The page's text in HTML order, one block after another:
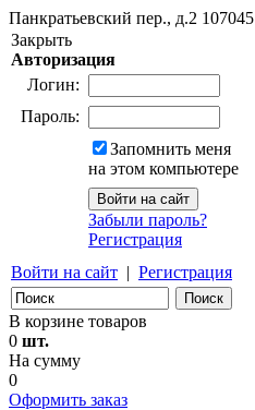
Панкратьевский пер., д.2 107045
Закрыть
Авторизация
Логин:
Пароль:
Запомнить меня
на этом компьютере
Забыли пароль?
Регистрация
Войти на сайт | Регистрация
В корзине товаров
0 шт.
На сумму
0
Оформить заказ